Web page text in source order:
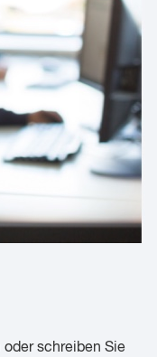
oder schreiben Sie